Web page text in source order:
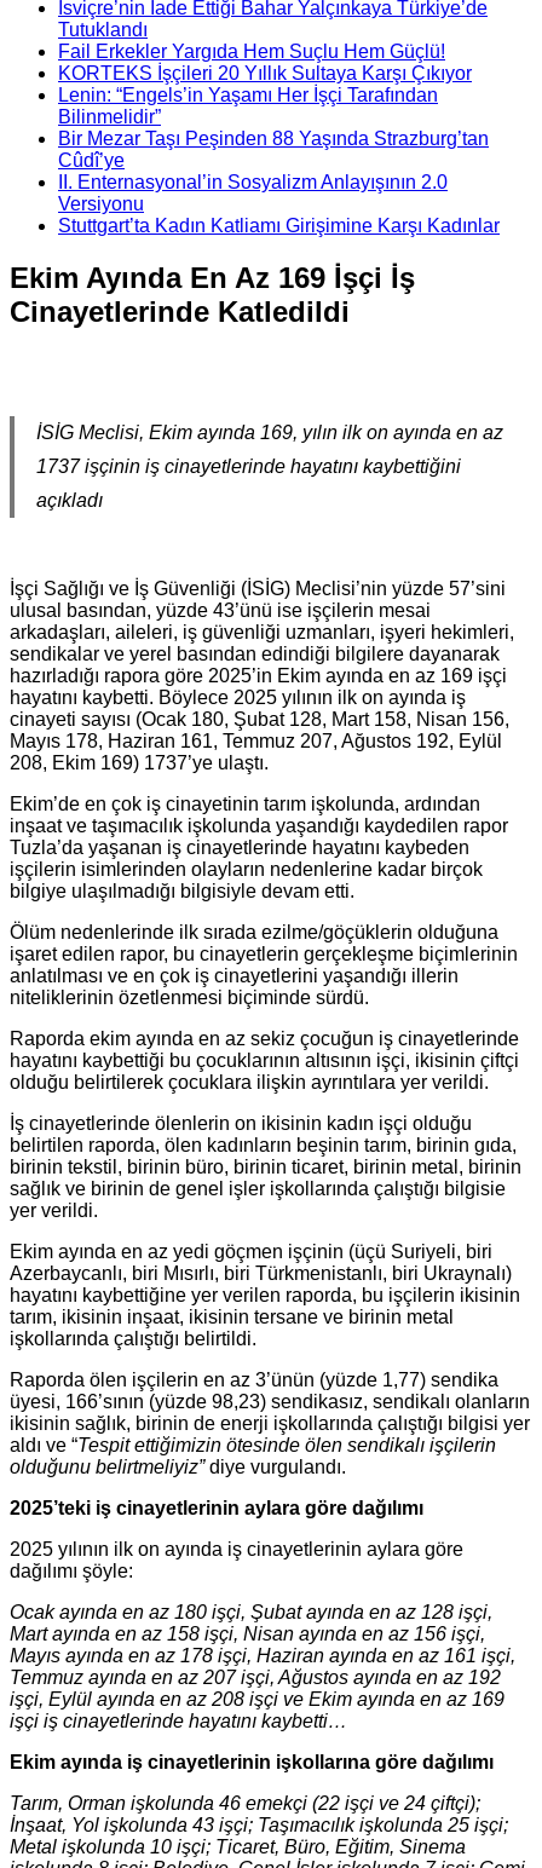
İsviçre’nin İade Ettiği Bahar Yalçınkaya Türkiye’de
Tutuklandı
Fail Erkekler Yargıda Hem Suçlu Hem Güçlü!
KORTEKS İşçileri 20 Yıllık Sultaya Karşı Çıkıyor
Lenin: “Engels’in Yaşamı Her İşçi Tarafından
Bilinmelidir”
Bir Mezar Taşı Peşinden 88 Yaşında Strazburg’tan
Cûdî’ye
II. Enternasyonal’in Sosyalizm Anlayışının 2.0
Versiyonu
Stuttgart’ta Kadın Katliamı Girişimine Karşı Kadınlar
Ekim Ayında En Az 169 İşçi İş
Cinayetlerinde Katledildi
İSİG Meclisi, Ekim ayında 169, yılın ilk on ayında en az
1737 işçinin iş cinayetlerinde hayatını kaybettiğini
açıkladı
İşçi Sağlığı ve İş Güvenliği (İSİG) Meclisi’nin yüzde 57’sini
ulusal basından, yüzde 43’ünü ise işçilerin mesai
arkadaşları, aileleri, iş güvenliği uzmanları, işyeri hekimleri,
sendikalar ve yerel basından edindiği bilgilere dayanarak
hazırladığı rapora göre 2025’in Ekim ayında en az 169 işçi
hayatını kaybetti. Böylece 2025 yılının ilk on ayında iş
cinayeti sayısı (Ocak 180, Şubat 128, Mart 158, Nisan 156,
Mayıs 178, Haziran 161, Temmuz 207, Ağustos 192, Eylül
208, Ekim 169) 1737’ye ulaştı.
Ekim’de en çok iş cinayetinin tarım işkolunda, ardından
inşaat ve taşımacılık işkolunda yaşandığı kaydedilen rapor
Tuzla’da yaşanan iş cinayetlerinde hayatını kaybeden
işçilerin isimlerinden olayların nedenlerine kadar birçok
bilgiye ulaşılmadığı bilgisiyle devam etti.
Ölüm nedenlerinde ilk sırada ezilme/göçüklerin olduğuna
işaret edilen rapor, bu cinayetlerin gerçekleşme biçimlerinin
anlatılması ve en çok iş cinayetlerini yaşandığı illerin
niteliklerinin özetlenmesi biçiminde sürdü.
Raporda ekim ayında en az sekiz çocuğun iş cinayetlerinde
hayatını kaybettiği bu çocuklarının altısının işçi, ikisinin çiftçi
olduğu belirtilerek çocuklara ilişkin ayrıntılara yer verildi.
İş cinayetlerinde ölenlerin on ikisinin kadın işçi olduğu
belirtilen raporda, ölen kadınların beşinin tarım, birinin gıda,
birinin tekstil, birinin büro, birinin ticaret, birinin metal, birinin
sağlık ve birinin de genel işler işkollarında çalıştığı bilgisie
yer verildi.
Ekim ayında en az yedi göçmen işçinin (üçü Suriyeli, biri
Azerbaycanlı, biri Mısırlı, biri Türkmenistanlı, biri Ukraynalı)
hayatını kaybettiğine yer verilen raporda, bu işçilerin ikisinin
tarım, ikisinin inşaat, ikisinin tersane ve birinin metal
işkollarında çalıştığı belirtildi.
Raporda ölen işçilerin en az 3’ünün (yüzde 1,77) sendika
üyesi, 166’sının (yüzde 98,23) sendikasız, sendikalı olanların
ikisinin sağlık, birinin de enerji işkollarında çalıştığı bilgisi yer
aldı ve “Tespit ettiğimizin ötesinde ölen sendikalı işçilerin
olduğunu belirtmeliyiz”diye vurgulandı.
2025’teki iş cinayetlerinin aylara göre dağılımı
2025 yılının ilk on ayında iş cinayetlerinin aylara göre
dağılımı şöyle:
Ocak ayında en az 180 işçi, Şubat ayında en az 128 işçi,
Mart ayında en az 158 işçi, Nisan ayında en az 156 işçi,
Mayıs ayında en az 178 işçi, Haziran ayında en az 161 işçi,
Temmuz ayında en az 207 işçi, Ağustos ayında en az 192
işçi, Eylül ayında en az 208 işçi ve Ekim ayında en az 169
işçi iş cinayetlerinde hayatını kaybetti…
Ekim ayında iş cinayetlerinin işkollarına göre dağılımı
Tarım, Orman işkolunda 46 emekçi (22 işçi ve 24 çiftçi);
İnşaat, Yol işkolunda 43 işçi; Taşımacılık işkolunda 25 işçi;
Metal işkolunda 10 işçi; Ticaret, Büro, Eğitim, Sinema